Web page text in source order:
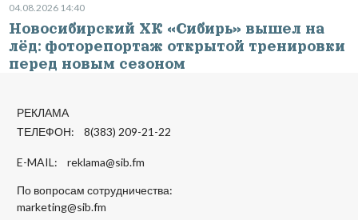
04.08.2026 14:40
Новосибирский ХК «Сибирь» вышел на
лёд: фоторепортаж открытой тренировки
перед новым сезоном
РЕКЛАМА
ТЕЛЕФОН: 8(383) 209-21-22
E-MAIL: reklama@sib.fm
По вопросам сотрудничества:
marketing@sib.fm